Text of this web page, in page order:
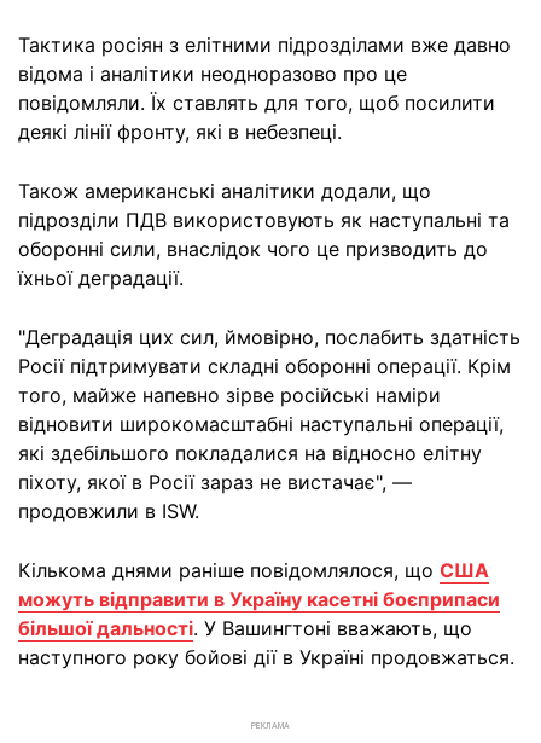
Тактика росіян з елітними підрозділами вже давно
відома і аналітики неодноразово про це
повідомляли. Їх ставлять для того, щоб посилити
деякі лінії фронту, які в небезпеці.
Також американські аналітики додали, що
підрозділи ПДВ використовують як наступальні та
оборонні сили, внаслідок чого це призводить до
їхньої деградації.
"Деградація цих сил, ймовірно, послабить здатність
Росії підтримувати складні оборонні операції. Крім
того, майже напевно зірве російські наміри
відновити широкомасштабні наступальні операції,
які здебільшого покладалися на відносно елітну
піхоту, якої в Росії зараз не вистачає", —
продовжили в ISW.
Кількома днями раніше повідомлялося, що США
можуть відправити в Україну касетні боєприпаси
більшої дальності. У Вашингтоні вважають, що
наступного року бойові дії в Україні продовжаться.
РЕКЛАМА